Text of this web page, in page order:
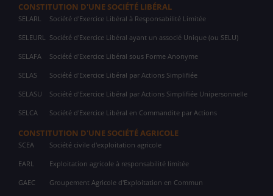
CONSTITUTION D'UNE SOCIÉTÉ LIBÉRAL
SELARL Société d'Exercice Libéral à Responsabilité Limitée
SELEURL Société d'Exercice Libéral ayant un associé Unique (ou SELU)
SELAFA Société d'Exercice Libéral sous Forme Anonyme
SELAS Société d'Exercice Libéral par Actions Simplifiée
SELASU Société d'Exercice Libéral par Actions Simplifiée Unipersonnelle
SELCA Société d'Exercice Libéral en Commandite par Actions
CONSTITUTION D'UNE SOCIÉTÉ AGRICOLE
SCEA Société civile d'exploitation agricole
EARL Exploitation agricole à responsabilité limitée
GAEC Groupement Agricole d'Exploitation en Commun